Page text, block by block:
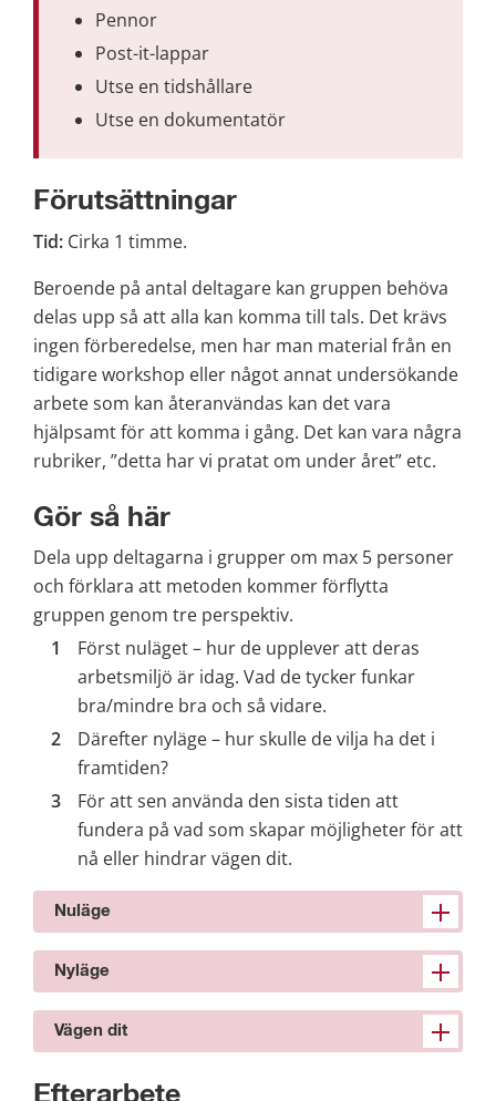
Pennor
Post-it-lappar
Utse en tidshållare
Utse en dokumentatör
Förutsättningar
Tid: Cirka 1 timme.
Beroende på antal deltagare kan gruppen behöva
delas upp så att alla kan komma till tals. Det krävs
ingen förberedelse, men har man material från en
tidigare workshop eller något annat undersökande
arbete som kan återanvändas kan det vara
hjälpsamt för att komma i gång. Det kan vara några
rubriker, ”detta har vi pratat om under året” etc.
Gör så här
Dela upp deltagarna i grupper om max 5 personer
och förklara att metoden kommer förflytta
gruppen genom tre perspektiv.
Först nuläget – hur de upplever att deras
arbetsmiljö är idag. Vad de tycker funkar
bra/mindre bra och så vidare.
Därefter nyläge – hur skulle de vilja ha det i
framtiden?
För att sen använda den sista tiden att
fundera på vad som skapar möjligheter för att
nå eller hindrar vägen dit.
Nuläge
Nyläge
Vägen dit
Efterarbete